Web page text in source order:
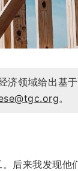
济领域给出基
。
后来我发现